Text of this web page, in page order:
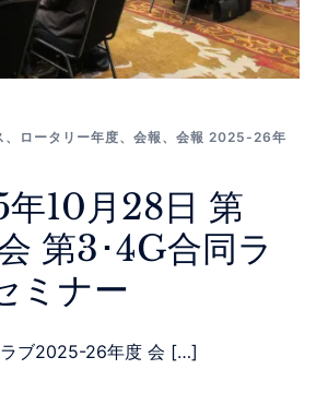
、 ロータリー年度、 会報 、 会報 2025-26年
10月28日 第
第3･4G合同ラ
ミナー
ブ2025-26年度 会 […]